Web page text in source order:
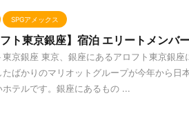
SPGアメックス
フト東京銀座】宿泊 エリートメンバ
東京銀座 東京、銀座にあるアロフト東京銀
たばかりのマリオットグループが今年から日
ホテルです。銀座にあるもの ...